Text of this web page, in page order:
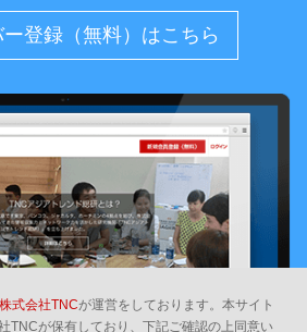
登録（無料）はこちら
株式会社TNCが運営をしております。本サイト
TNCが保有しており、下記ご確認の上同意い